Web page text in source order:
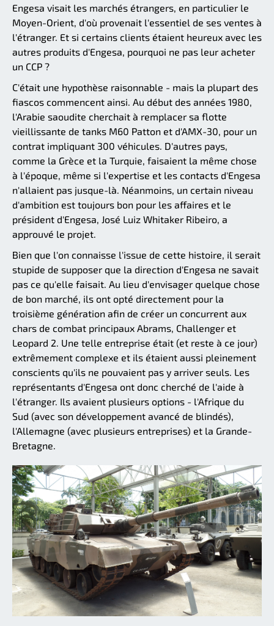
Engesa visait les marchés étrangers, en particulier le
Moyen-Orient, d'où provenait l'essentiel de ses ventes à
l'étranger. Et si certains clients étaient heureux avec les
autres produits d'Engesa, pourquoi ne pas leur acheter
un CCP ?
C'était une hypothèse raisonnable - mais la plupart des
fiascos commencent ainsi. Au début des années 1980,
l'Arabie saoudite cherchait à remplacer sa flotte
vieillissante de tanks M60 Patton et d'AMX-30, pour un
contrat impliquant 300 véhicules. D'autres pays,
comme la Grèce et la Turquie, faisaient la même chose
à l'époque, même si l'expertise et les contacts d'Engesa
n'allaient pas jusque-là. Néanmoins, un certain niveau
d'ambition est toujours bon pour les affaires et le
président d'Engesa, José Luiz Whitaker Ribeiro, a
approuvé le projet.
Bien que l'on connaisse l'issue de cette histoire, il serait
stupide de supposer que la direction d'Engesa ne savait
pas ce qu'elle faisait. Au lieu d'envisager quelque chose
de bon marché, ils ont opté directement pour la
troisième génération afin de créer un concurrent aux
chars de combat principaux Abrams, Challenger et
Leopard 2. Une telle entreprise était (et reste à ce jour)
extrêmement complexe et ils étaient aussi pleinement
conscients qu'ils ne pouvaient pas y arriver seuls. Les
représentants d'Engesa ont donc cherché de l'aide à
l'étranger. Ils avaient plusieurs options - l'Afrique du
Sud (avec son développement avancé de blindés),
l'Allemagne (avec plusieurs entreprises) et la Grande-
Bretagne.